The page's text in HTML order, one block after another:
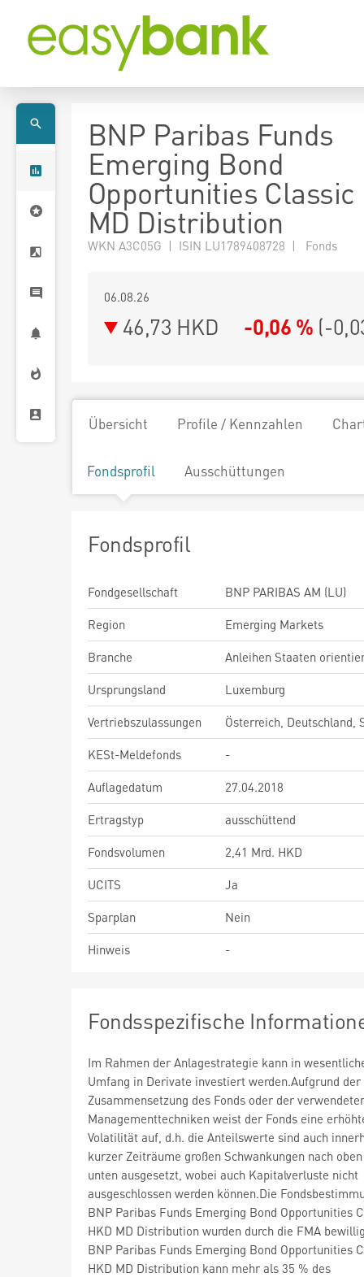
BNP Paribas Funds
Emerging Bond
Opportunities Classic
MD Distribution
WKN A3C05G | ISIN LU1789408728 | Fonds
06.08.26
46,73 HKD -0,06 % (-
Übersicht Profile / Kennzahlen
Fondsprofil Ausschüttungen
Fondsprofil
Fondgesellschaft
BNP PARIBAS AM (LU)
Region
Emerging Markets
Branche
Anleihen Staaten
Ursprungsland
Luxemburg
Vertriebszulassungen
Österreich, Deutschland,
KESt-Meldefonds
-
Auflagedatum
27.04.2018
Ertragstyp
ausschüttend
Fondsvolumen
2,41 Mrd. HKD
UCITS
Ja
Sparplan
Nein
Hinweis
-
Fondsspezifische
Im Rahmen der Anlagestrategie kann in
Umfang in Derivate investiert werden.Aufgrund der
Zusammensetzung des Fonds oder der
Managementtechniken weist der Fonds eine
Volatilität auf, d.h. die Anteilswerte sind auch
kurzer Zeiträume großen Schwankungen nach
unten ausgesetzt, wobei auch Kapitalverluste nicht
ausgeschlossen werden können.Die
BNP Paribas Funds Emerging Bond Opportunities
HKD MD Distribution wurden durch die FMA
BNP Paribas Funds Emerging Bond Opportunities
HKD MD Distribution kann mehr als 35 % des